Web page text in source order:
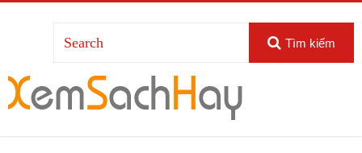
Tìm kiếm